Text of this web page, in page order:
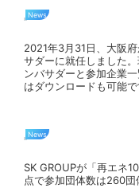
News
2021年3月31日、大阪
サダーに就任しました
ンバサダーと参加企業
はダウンロードも可能で
News
SK GROUPが「再エネ
点で参加団体数は260団